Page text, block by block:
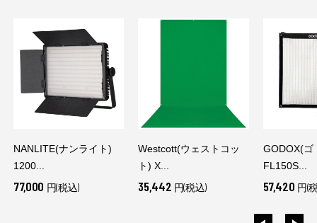
NANLITE(ナンライト)
1200...
77,000 円(税込)
Westcott(ウェストコッ
ト) X...
35,442 円(税込)
GODOX(ゴ
FL150S...
57,420 円(